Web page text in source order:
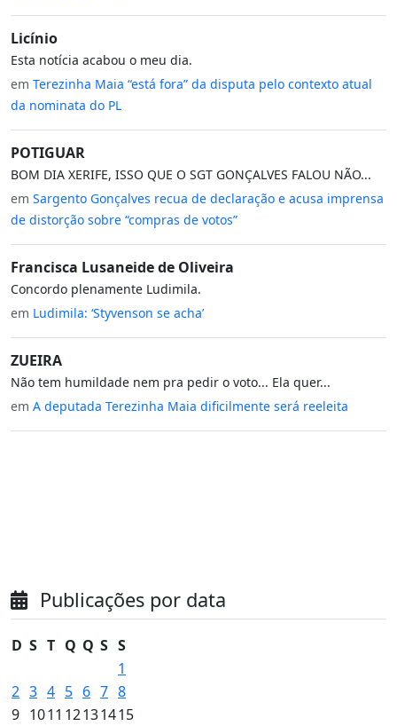
Licínio
Esta notícia acabou o meu dia.
em Terezinha Maia “está fora” da disputa pelo contexto atual
da nominata do PL
POTIGUAR
BOM DIA XERIFE, ISSO QUE O SGT GONÇALVES FALOU NÃO...
em Sargento Gonçalves recua de declaração e acusa imprensa
de distorção sobre “compras de votos”
Francisca Lusaneide de Oliveira
Concordo plenamente Ludimila.
em Ludimila: ‘Styvenson se acha’
ZUEIRA
Não tem humildade nem pra pedir o voto... Ela quer...
em A deputada Terezinha Maia dificilmente será reeleita
Publicações por data
D S T Q Q S S
1
2 3 4 5 6 7 8
9 1011 12131415